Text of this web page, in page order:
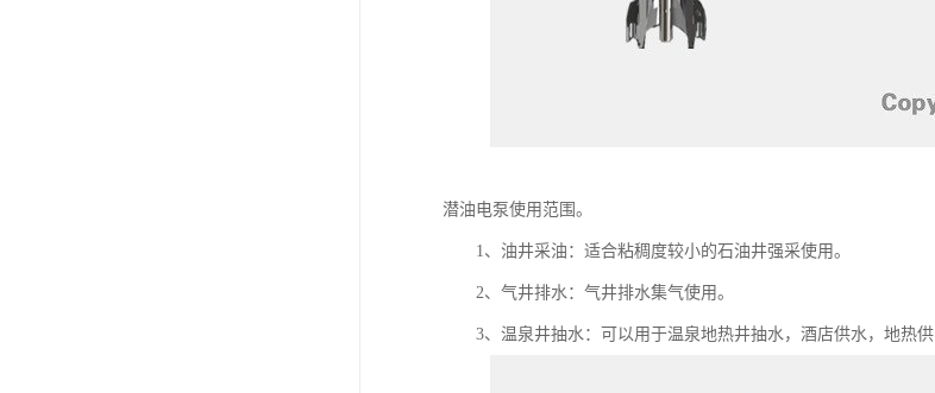
潜油电泵使用范围。
1、油井采油：适合粘稠度较小的石油井强采使用。
2、气井排水：气井排水集气使用。
3、温泉井抽水：可以用于温泉地热井抽水，酒店供水，地热供